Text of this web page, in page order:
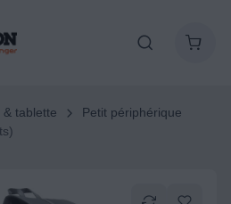
tablette
Petit périphérique